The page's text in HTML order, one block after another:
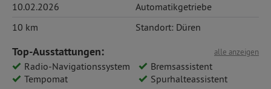
10.02.2026
Automatikgetriebe
10 km
Standort: Düren
alle anzeigen
Top-Ausstattungen:
Radio-Navigationssystem
Bremsassistent
Tempomat
Spurhalteassistent